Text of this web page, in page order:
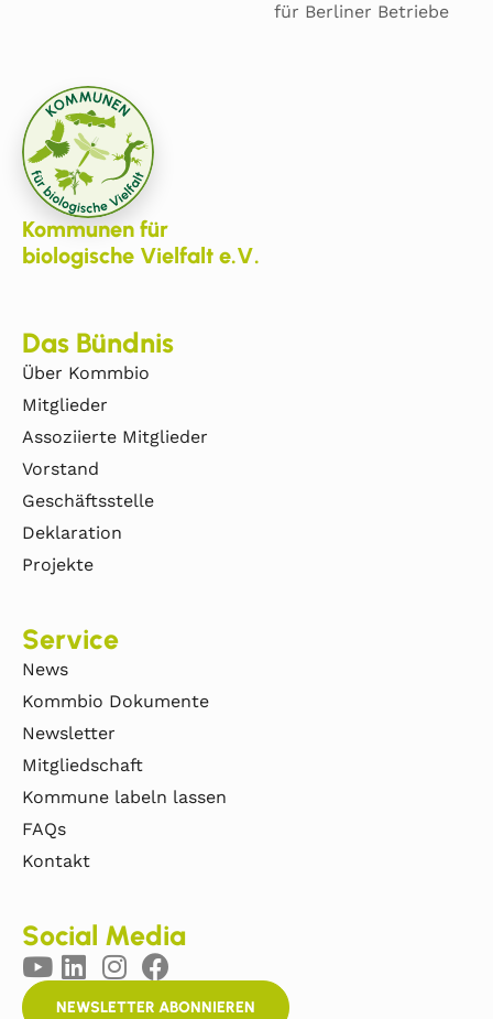
für Berliner Betriebe
Kommunen für
biologische Vielfalt e.V.
Das Bündnis
Über Kommbio
Mitglieder
Assoziierte Mitglieder
Vorstand
Geschäftsstelle
Deklaration
Projekte
Service
News
Kommbio Dokumente
Newsletter
Mitgliedschaft
Kommune labeln lassen
FAQs
Kontakt
Social Media
NEWSLETTER ABONNIEREN